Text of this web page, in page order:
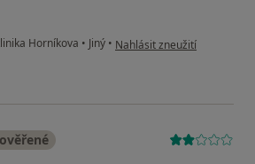
Horníkova • Jiný • podle názoru uživatele Jitka
Nahlásit zneužití